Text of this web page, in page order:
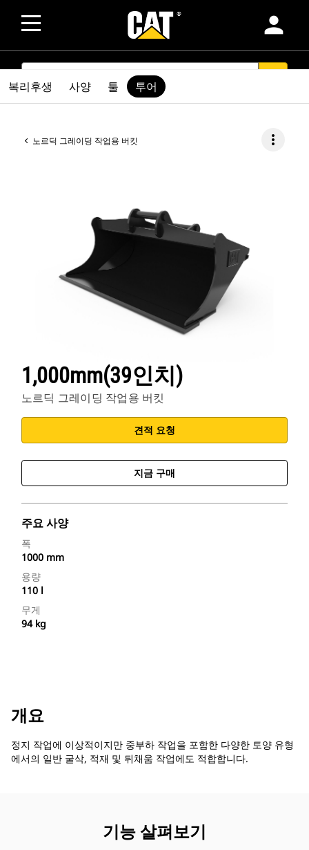
person
SEARCH
노르딕 그레이딩 작업용 버킷 more_vert
1,000mm(39인치)
노르딕 그레이딩 작업용 버킷
견적 요청
지금 구매
주요 사양
폭
1000 mm
용량
110 l
무게
94 kg
복리후생 사양 툴 투어
개요
정지 작업에 이상적이지만 중부하 작업을 포함한 다양한 토양 유형
에서의 일반 굴삭, 적재 및 뒤채움 작업에도 적합합니다.
기능 살펴보기